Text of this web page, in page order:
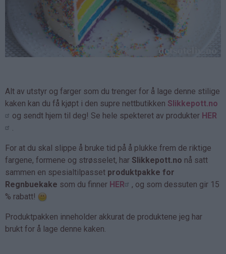
Alt av utstyr og farger som du trenger for å lage denne stilige
kaken kan du få kjøpt i den supre nettbutikken Slikkepott.no
og sendt hjem til deg! Se hele spekteret av produkter HER
For at du skal slippe å bruke tid på å plukke frem de riktige
fargene, formene og strøsselet, har Slikkepott.no nå satt
sammen en spesialtilpasset produktpakke for
Regnbuekake som du finner HER
, og som dessuten gir 15
% rabatt!
Produktpakken inneholder akkurat de produktene jeg har
brukt for å lage denne kaken.